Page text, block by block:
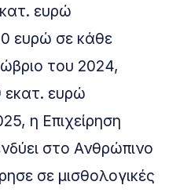
ευρώ
ευρώ σε κάθε
του 2024,
εκατ. ευρώ
η Επιχείρηση
στο Ανθρώπινο
σε μισθολογικές